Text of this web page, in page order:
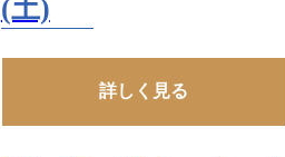
(土)
詳しく見る